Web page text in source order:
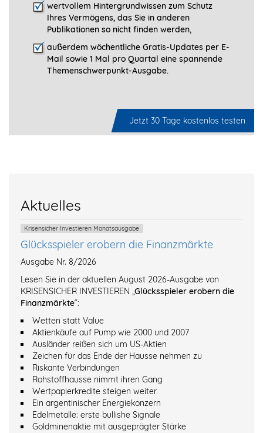
wertvollem Hintergrundwissen zum Schutz
Ihres Vermögens, das Sie in anderen
Publikationen so nicht finden werden,
außerdem wöchentliche Gratis-Updates per E-
Mail sowie 1 Mal pro Quartal eine spannende
Themenschwerpunkt-­Ausgabe.
Jetzt 30 Tage kostenlos testen
Aktuelles
Krisensicher Investieren Monatsausgabe
Glücksspieler erobern die Finanzmärkte
Ausgabe Nr. 8/2026
Lesen Sie in der aktuellen August 2026-Ausgabe von
KRISENSICHER INVESTIEREN „Glücksspieler erobern die
Finanzmärkte“:
Wetten statt Value
Aktienkäufe auf Pump wie 2000 und 2007
Ausländer reißen sich um US-Aktien
Zeichen für das Ende der Hausse nehmen zu
Riskante Verbindungen
Rohstoffhausse nimmt ihren Gang
Wertpapierkredite steigen weiter
Ein argentinischer Energiekonzern
Edelmetalle: erste bullishe Signale
Goldminenaktie mit ausgeprägter Stärke